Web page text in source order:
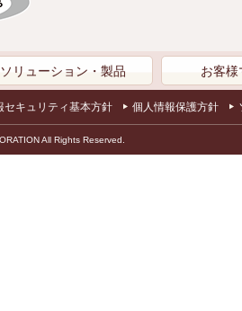
ソリューション・製品 お客様
セキュリティ基本方針 個人情報保護方針
All Rights Reserved.